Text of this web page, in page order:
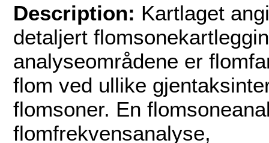
Description: Kartlaget
detaljert
analyseområdene er
flom ved ullike
flomsoner. En
flomfrekvensanalyse,